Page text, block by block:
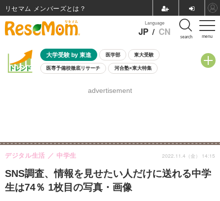
menu
Language
JP / CN search
大学受験 by 東進 医学部 東大受験
医専予備校徹底リサーチ 河合塾×東大特集
8月開催学校説明会・相談会
advertisement
SNS調査、情報を見せたい人だけに送れる中学
生は74％ 1枚目の写真・画像
デジタル生活 中学生 2022.11.4（金） 14:15
リセマム メンバーズ